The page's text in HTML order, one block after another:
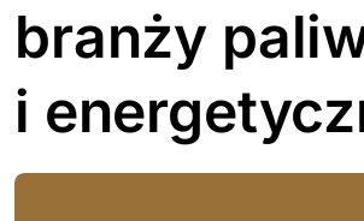
branży
i